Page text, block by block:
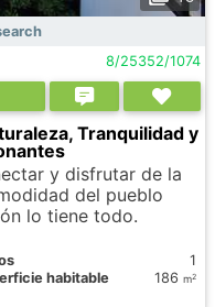
8/25352/1074
Tranquilidad y
y disfrutar de la
del pueblo
lo tiene todo.
1
habitable 186 m2